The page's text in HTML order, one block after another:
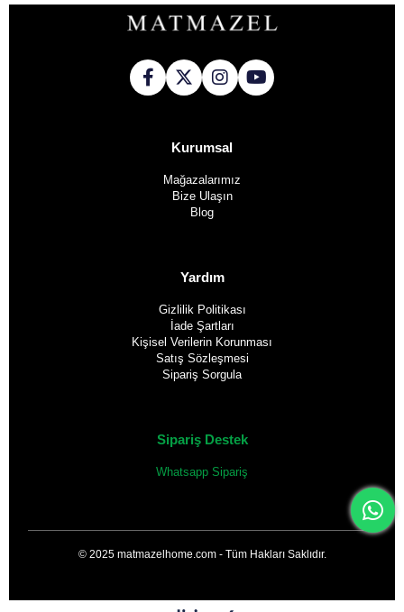
Kurumsal
Mağazalarımız
Bize Ulaşın
Blog
Yardım
Gizlilik Politikası
İade Şartları
Kişisel Verilerin Korunması
Satış Sözleşmesi
Sipariş Sorgula
Sipariş Destek
Whatsapp Sipariş
© 2025 matmazelhome.com - Tüm Hakları Saklıdır.